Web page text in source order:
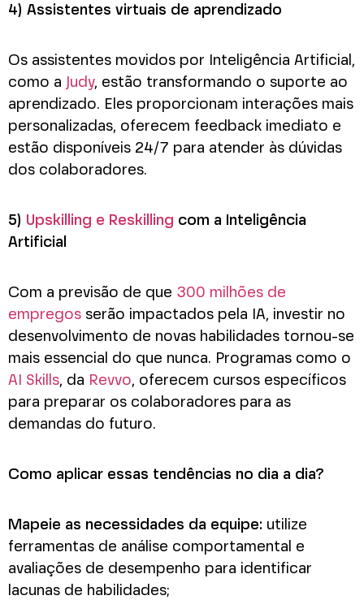
4) Assistentes virtuais de aprendizado
Os assistentes movidos por Inteligência Artificial,
como a
Judy, estão transformando o suporte ao
aprendizado. Eles proporcionam interações mais
personalizadas, oferecem feedback imediato e
estão disponíveis 24/7 para atender às dúvidas
dos colaboradores.
5) Upskilling e Reskilling com a Inteligência
Artificial
Com a previsão de que 300 milhões de
empregos serão impactados pela IA, investir no
desenvolvimento de novas habilidades tornou-se
mais essencial do que nunca. Programas como o
AI Skills, da Revvo, oferecem cursos específicos
para preparar os colaboradores para as
demandas do futuro.
Como aplicar essas tendências no dia a dia?
Mapeie as necessidades da equipe: utilize
ferramentas de análise comportamental e
avaliações de desempenho para identificar
lacunas de habilidades;